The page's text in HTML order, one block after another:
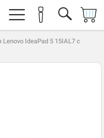
Lenovo IdeaPad 5 15IAL7 с